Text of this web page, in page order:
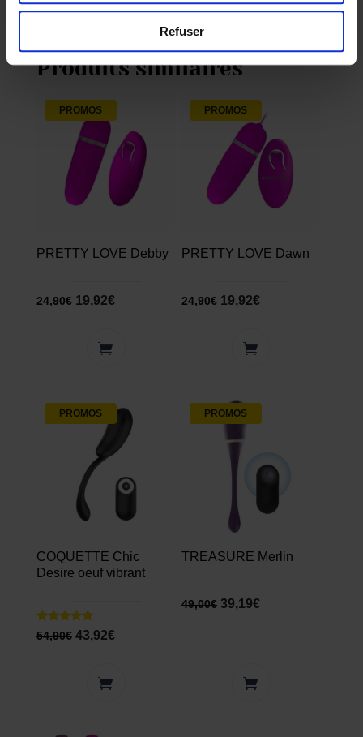
Refuser
Produits similaires
PROMOS
PRETTY LOVE Debby
24,90€ 19,92€
PROMOS
PRETTY LOVE Dawn
24,90€ 19,92€
PROMOS
COQUETTE Chic
Desire oeuf vibrant
Note
5.00
54,90€ 43,92€
PROMOS
TREASURE Merlin
49,00€ 39,19€